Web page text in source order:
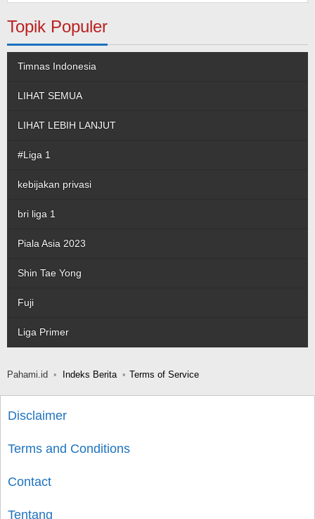
Topik Populer
Timnas Indonesia
LIHAT SEMUA
LIHAT LEBIH LANJUT
#Liga 1
kebijakan privasi
bri liga 1
Piala Asia 2023
Shin Tae Yong
Fuji
Liga Primer
Pahami.id Indeks Berita Terms of Service
Disclaimer
Terms and Conditions
Contact
Tentang